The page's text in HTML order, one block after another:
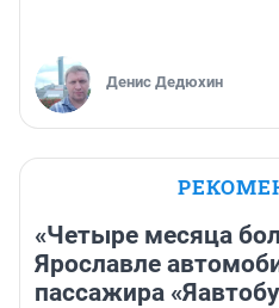
Денис Дедюхин
«Четыре месяца
Ярославле
пассажира